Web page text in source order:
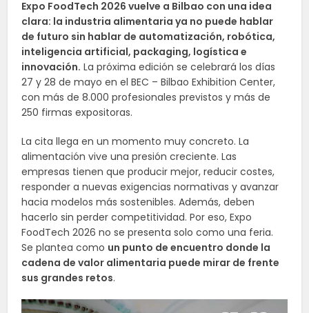
Expo FoodTech 2026 vuelve a Bilbao con una idea
clara: la industria alimentaria ya no puede hablar
de futuro sin hablar de automatización, robótica,
inteligencia artificial, packaging, logística e
innovación. La próxima edición se celebrará los días
27 y 28 de mayo en el BEC – Bilbao Exhibition Center,
con más de 8.000 profesionales previstos y más de
250 firmas expositoras.
La cita llega en un momento muy concreto. La
alimentación vive una presión creciente. Las
empresas tienen que producir mejor, reducir costes,
responder a nuevas exigencias normativas y avanzar
hacia modelos más sostenibles. Además, deben
hacerlo sin perder competitividad. Por eso, Expo
FoodTech 2026 no se presenta solo como una feria.
Se plantea como un punto de encuentro donde la
cadena de valor alimentaria puede mirar de frente
sus grandes retos.